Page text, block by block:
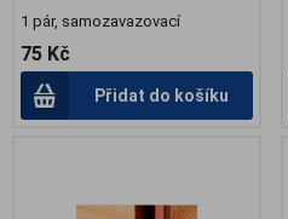
1 pár, samozavazovací
75 Kč
Přidat do košíku